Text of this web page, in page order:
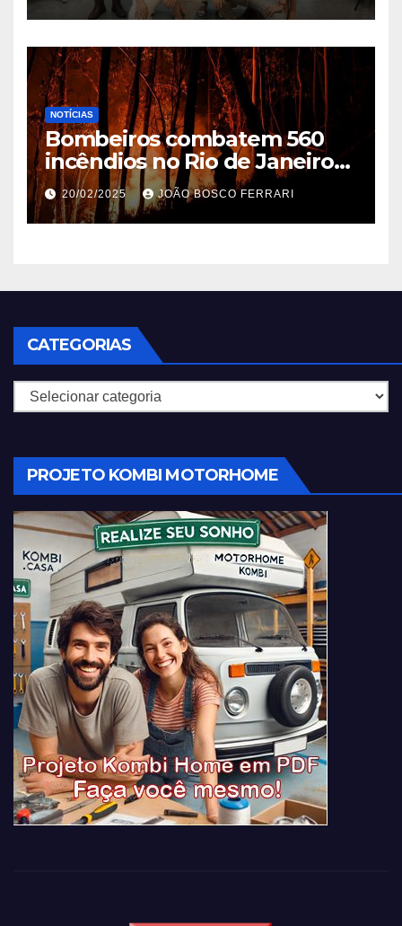
NOTÍCIAS
Bombeiros combatem 560
incêndios no Rio de Janeiro
em 2025
20/02/2025 JOÃO BOSCO FERRARI
CATEGORIAS
Categorias
PROJETO KOMBI MOTORHOME